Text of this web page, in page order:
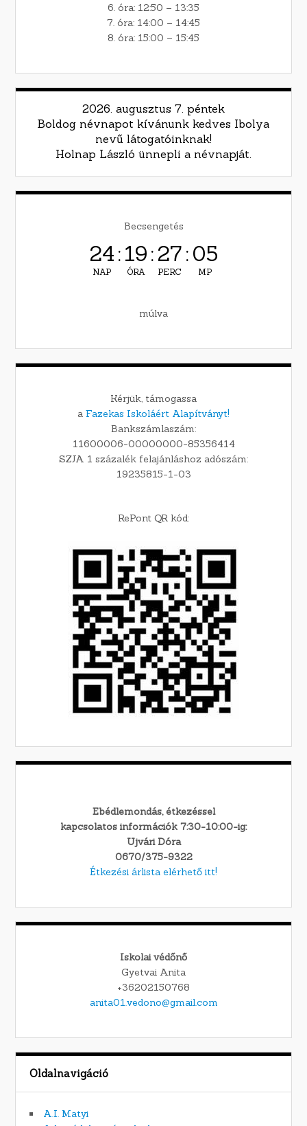
6. óra: 12:50 – 13:35
7. óra: 14:00 – 14:45
8. óra: 15:00 – 15:45
2026. augusztus 7. péntek
Boldog névnapot kívánunk kedves Ibolya
nevű látogatóinknak!
Holnap László ünnepli a névnapját.
Becsengetés
24
NAP
:19
ÓRA
:27
PERC
:04
MP
múlva
Kérjük, támogassa
a Fazekas Iskoláért Alapítványt!
Bankszámlaszám:
11600006-00000000-85356414
SZJA 1 százalék felajánláshoz adószám:
19235815-1-03
RePont QR kód:
Ebédlemondás, étkezéssel
kapcsolatos információk 7:30-10:00-ig:
Ujvári Dóra
0670/375-9322
Étkezési árlista elérhető itt!
Iskolai védőnő
Gyetvai Anita
+36202150768
anita01.vedono@gmail.com
Oldalnavigáció
A.I. Matyi